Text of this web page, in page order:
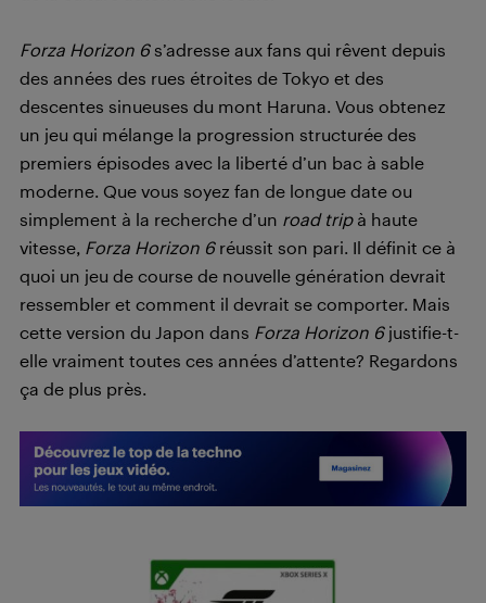
Forza Horizon 6s’adresse aux fans qui rêvent depuis
des années des rues étroites de Tokyo et des
descentes sinueuses du mont Haruna. Vous obtenez
un jeu qui mélange la progression structurée des
premiers épisodes avec la liberté d’un bac à sable
moderne. Que vous soyez fan de longue date ou
simplement à la recherche d’un road tripà haute
vitesse, Forza Horizon 6réussit son pari. Il définit ce à
quoi un jeu de course de nouvelle génération devrait
ressembler et comment il devrait se comporter. Mais
cette version du Japon dans Forza Horizon 6justifie-t-
elle vraiment toutes ces années d’attente? Regardons
ça de plus près.